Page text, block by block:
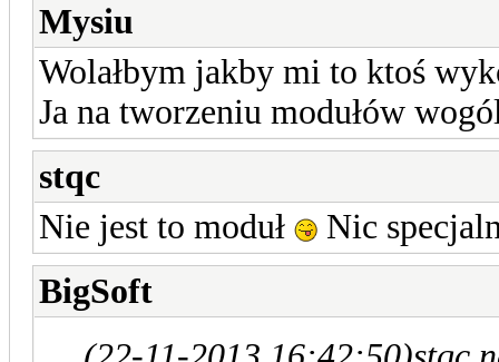
Mysiu
Wolałbym jakby mi to ktoś
Ja na tworzeniu modułów
stqc
Nie jest to moduł
Nic
BigSoft